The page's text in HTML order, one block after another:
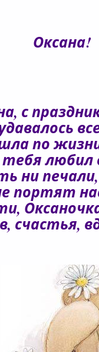
Оксана!
с
по
ни
портят
счастья,